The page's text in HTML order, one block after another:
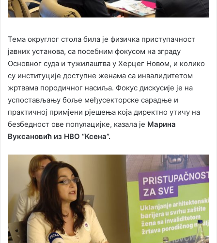
Тема округлог стола била је физичка приступачност
јавних установа, са посебним фокусом на зграду
Oсновног суда и тужилаштва у Херцег Новом, и колико
су институције доступне женама са инвалидитетом
жртвама породичног насиља. Фокус дискусије је на
успостављању боље међусекторске сарадње и
практичној примјени рјешења која директно утичу на
безбедност ове популацијке, казала је Марина
Вуксановић из НВО “Ксена”.